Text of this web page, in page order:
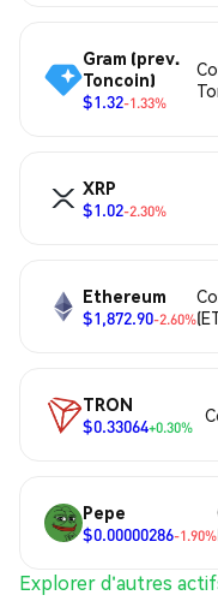
Gram (prev.
Toncoin)
$1.32-1.33%
XRP
$1.02-2.30%
Ethereum
$1,872.90-2.60%
TRON
$0.33064+0.30%
Pepe
$0.00000286-1.90%
Explorer d'autres